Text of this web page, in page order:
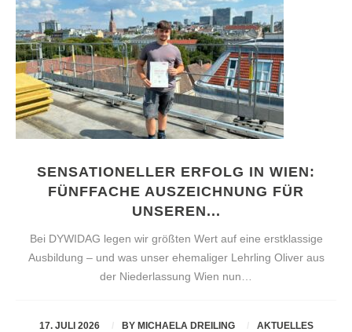
SENSATIONELLER ERFOLG IN WIEN:
FÜNFFACHE AUSZEICHNUNG FÜR
UNSEREN...
Bei DYWIDAG legen wir größten Wert auf eine erstklassige
Ausbildung – und was unser ehemaliger Lehrling Oliver aus
der Niederlassung Wien nun…
17. JULI 2026 BYMICHAELA DREILING AKTUELLES